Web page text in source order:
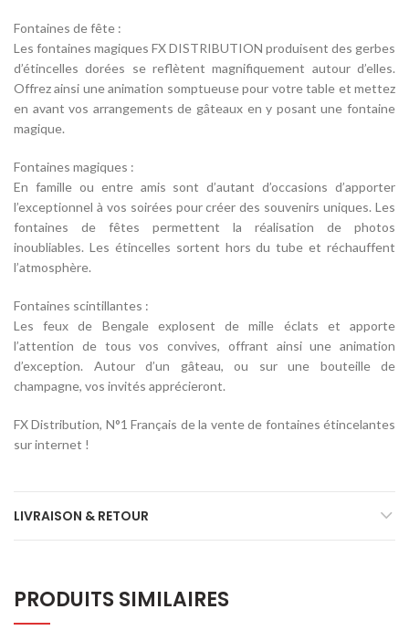
Fontaines de fête :
Les fontaines magiques FX DISTRIBUTION produisent des gerbes
d’étincelles dorées se reflètent magnifiquement autour d’elles.
Offrez ainsi une animation somptueuse pour votre table et mettez
en avant vos arrangements de gâteaux en y posant une fontaine
magique.
Fontaines magiques :
En famille ou entre amis sont d’autant d’occasions d’apporter
l’exceptionnel à vos soirées pour créer des souvenirs uniques. Les
fontaines de fêtes permettent la réalisation de photos
inoubliables. Les étincelles sortent hors du tube et réchauffent
l’atmosphère.
Fontaines scintillantes :
Les feux de Bengale explosent de mille éclats et apporte
l’attention de tous vos convives, offrant ainsi une animation
d’exception. Autour d’un gâteau, ou sur une bouteille de
champagne, vos invités apprécieront.
FX Distribution, N°1 Français de la vente de fontaines étincelantes
sur internet !
LIVRAISON & RETOUR
PRODUITS SIMILAIRES